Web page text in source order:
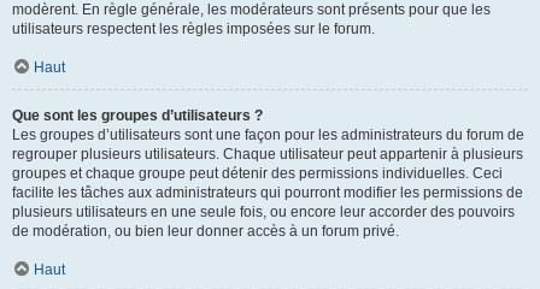
modèrent. En règle générale, les modérateurs sont présents pour que les
utilisateurs respectent les règles imposées sur le forum.
Haut
Que sont les groupes d’utilisateurs ?
Les groupes d’utilisateurs sont une façon pour les administrateurs du forum de
regrouper plusieurs utilisateurs. Chaque utilisateur peut appartenir à plusieurs
groupes et chaque groupe peut détenir des permissions individuelles. Ceci
facilite les tâches aux administrateurs qui pourront modifier les permissions de
plusieurs utilisateurs en une seule fois, ou encore leur accorder des pouvoirs
de modération, ou bien leur donner accès à un forum privé.
Haut